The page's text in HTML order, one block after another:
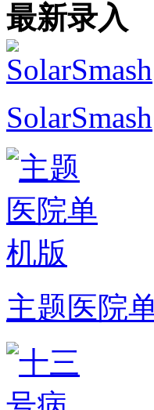
最新录入
SolarSmash
主题医院